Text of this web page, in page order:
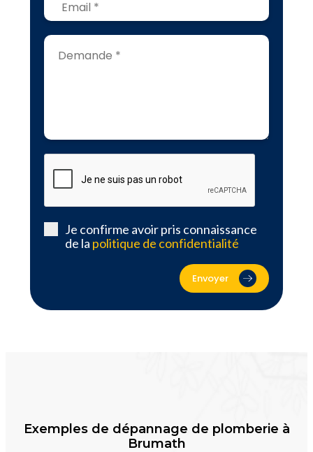
Je confirme avoir pris connaissance
de la politique de confidentialité
Envoyer
Exemples de dépannage de plomberie à
Brumath